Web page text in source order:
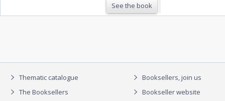
See the book
Thematic catalogue
The Booksellers
Booksellers, join us
Bookseller website